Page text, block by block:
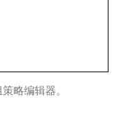
略编辑器。